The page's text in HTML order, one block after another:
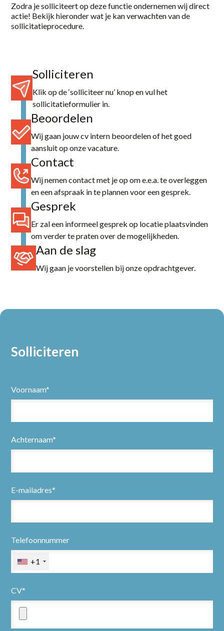
Zodra je solliciteert op deze functie ondernemen wij direct
actie! Bekijk hieronder wat je kan verwachten van de
sollicitatieprocedure.
Solliciteren
Klik op de ‘solliciteer nu’ knop en vul het
sollicitatieformulier in.
Beoordelen
Wij gaan jouw cv intern beoordelen of het goed
aansluit op onze vacature.
Contact
Wij nemen contact met je op om e.e.a. te overleggen
en een afspraak in te plannen voor een gesprek.
Gesprek
Er zal een informeel gesprek op locatie plaatsvinden
om verder te praten over de mogelijkheden.
Aan de slag
Wij gaan je voorstellen bij onze opdrachtgever.
Solliciteren
Voornaam*
Achternaam*
E-mailadres*
Telefoonnummer
+1
CV*
Logistiek / Transport
Office / Commercieel
Techniek / Procesindustrie